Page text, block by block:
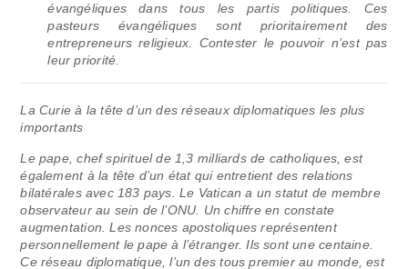
évangéliques dans tous les partis politiques. Ces
pasteurs évangéliques sont prioritairement des
entrepreneurs religieux. Contester le pouvoir n’est pas
leur priorité.
La Curie à la tête d’un des réseaux diplomatiques les plus
importants
Le pape, chef spirituel de 1,3 milliards de catholiques, est
également à la tête d’un état qui entretient des relations
bilatérales avec 183 pays. Le Vatican a un statut de membre
observateur au sein de l’ONU. Un chiffre en constate
augmentation. Les nonces apostoliques représentent
personnellement le pape à l’étranger. Ils sont une centaine.
Ce réseau diplomatique, l’un des tous premier au monde, est